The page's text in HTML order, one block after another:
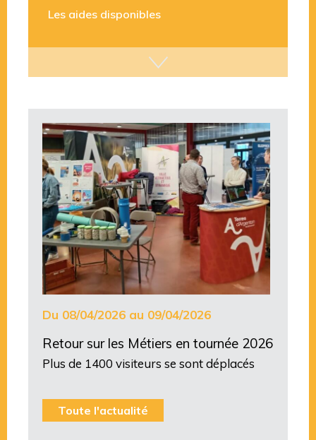
Du 08/04/2026 au 09/04/2026
Retour sur les Métiers en tournée 2026
Plus de 1400 visiteurs se sont déplacés
Toute l'actualité